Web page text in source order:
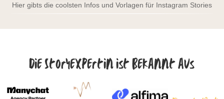
Hier gibts die coolsten Infos und Vorlagen für Instagram Stories
Die Storyexpertin ist bekannt aus